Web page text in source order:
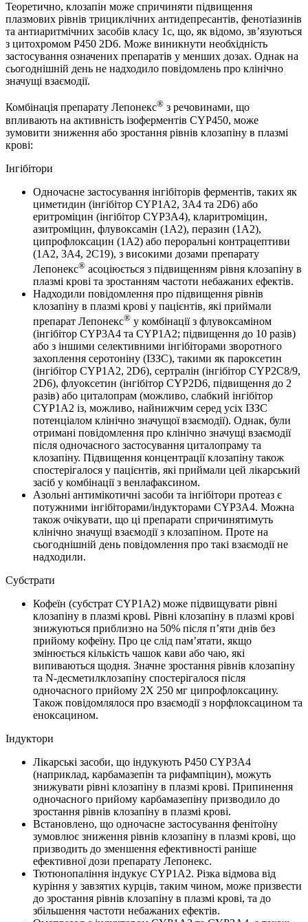
Теоретично, клозапін може спричиняти підвищення
плазмових рівнів трициклічних антидепресантів, фенотіазинів
та антиаритмічних засобів класу 1с, що, як відомо, зв’язуються
з цитохромом Р450 2D6. Може виникнути необхідність
застосування означених препаратів у менших дозах. Однак на
сьогоднішній день не надходило повідомлень про клінічно
значущі взаємодії.
Комбінація препарату Лепонекс® з речовинами, що
впливають на активність ізоферментів CYP450, може
зумовити зниження або зростання рівнів клозапіну в плазмі
крові:
Інгібітори
Одночасне застосування інгібіторів ферментів, таких як
циметидин (інгібітор CYP1A2, 3A4 та 2D6) або
еритроміцин (інгібітор CYP3A4), кларитроміцин,
азитроміцин, флувоксамін (1A2), перазин (1A2),
ципрофлоксацин (1A2) або пероральні контрацептиви
(1A2, 3A4, 2C19), з високими дозами препарату
Лепонекс® асоціюється з підвищенням рівня клозапіну в
плазмі крові та зростанням частоти небажаних ефектів.
Надходили повідомлення про підвищення рівнів
клозапіну в плазмі крові у пацієнтів, які приймали
препарат Лепонекс® у комбінації з флувоксаміном
(інгібітор CYP3A4 та CYP1A2; підвищення до 10 разів)
або з іншими селективними інгібіторами зворотного
захоплення серотоніну (ІЗЗС), такими як пароксетин
(інгібітор CYP1A2, 2D6), сертралін (інгібітор CYP2C8/9,
2D6), флуоксетин (інгібітор CYP2D6, підвищення до 2
разів) або циталопрам (можливо, слабкий інгібітор
CYP1A2 із, можливо, найнижчим серед усіх ІЗЗС
потенціалом клінічно значущої взаємодії). Однак, були
отримані повідомлення про клінічно значущі взаємодії
після одночасного застосування циталопраму та
клозапіну. Підвищення концентрації клозапіну також
спостерігалося у пацієнтів, які приймали цей лікарський
засіб у комбінації з венлафаксином.
Азольні антимікотичні засоби та інгібітори протеаз є
потужними інгібіторами/індукторами CYP3A4. Можна
також очікувати, що ці препарати спричинятимуть
клінічно значущі взаємодії з клозапіном. Проте на
сьогоднішній день повідомлення про такі взаємодії не
надходили.
Субстрати
Кофеїн (субстрат CYP1A2) може підвищувати рівні
клозапіну в плазмі крові. Рівні клозапіну в плазмі крові
знижуються приблизно на 50% після п’яти днів без
прийому кофеїну. Про це слід пам’ятати, якщо
змінюється кількість чашок кави або чаю, які
випиваються щодня. Значне зростання рівнів клозапіну
та N-десметилклозапіну спостерігалося після
одночасного прийому 2Х 250 мг ципрофлоксацину.
Також повідомлялося про взаємодії з норфлоксацином та
еноксацином.
Індуктори
Лікарські засоби, що індукують P450 CYP3A4
(наприклад, карбамазепін та рифампіцин), можуть
знижувати рівні клозапіну в плазмі крові. Припинення
одночасного прийому карбамазепіну призводило до
зростання рівнів клозапіну в плазмі крові.
Встановлено, що одночасне застосування фенітоїну
зумовлює зниження рівнів клозапіну в плазмі крові, що
призводить до зменшення ефективності раніше
ефективної дози препарату Лепонекс.
Тютюнопаління індукує CYP1A2. Різка відмова від
куріння у завзятих курців, таким чином, може призвести
до зростання рівнів клозапіну в плазмі крові, та до
збільшення частоти небажаних ефектів.